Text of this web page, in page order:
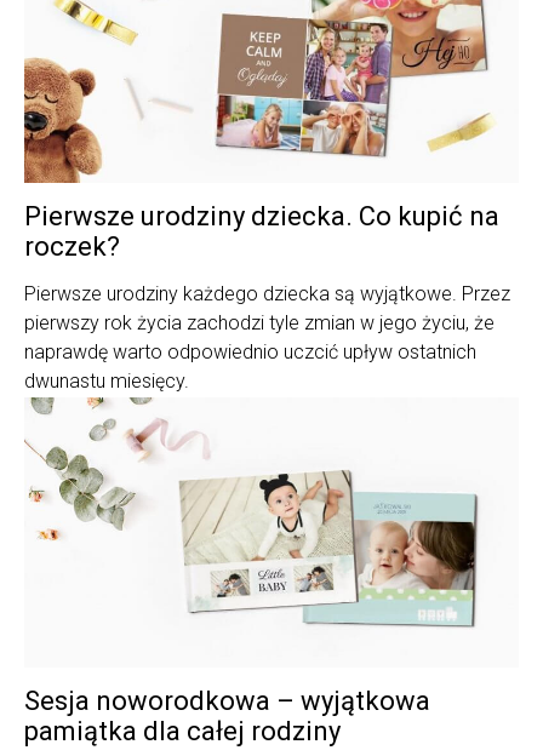
Pierwsze urodziny dziecka. Co kupić na
roczek?
Pierwsze urodziny każdego dziecka są wyjątkowe. Przez
pierwszy rok życia zachodzi tyle zmian w jego życiu, że
naprawdę warto odpowiednio uczcić upływ ostatnich
dwunastu miesięcy.
Sesja noworodkowa – wyjątkowa
pamiątka dla całej rodziny